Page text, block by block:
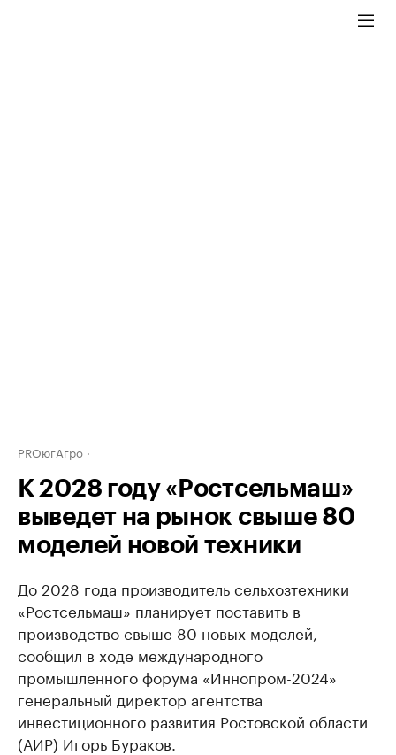
PROюгАгро
К 2028 году «Ростсельмаш»
выведет на рынок свыше 80
моделей новой техники
До 2028 года производитель сельхозтехники
«Ростсельмаш» планирует поставить в
производство свыше 80 новых моделей,
сообщил в ходе международного
промышленного форума «Иннопром-2024»
генеральный директор агентства
инвестиционного развития Ростовской области
(АИР) Игорь Бураков.